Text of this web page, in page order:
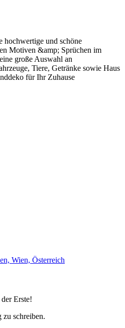
hochwertige und schöne
Motiven &amp; Sprüchen im
große Auswahl an
Tiere, Getränke sowie Haus
für Ihr Zuhause
Wien, Österreich
Erste!
zu schreiben.